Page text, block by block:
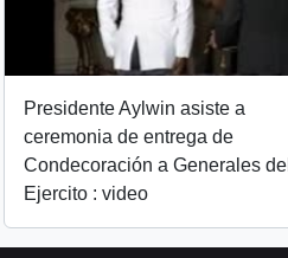
Presidente Aylwin asiste a
ceremonia de entrega de
Condecoración a Generales del
Ejercito : video